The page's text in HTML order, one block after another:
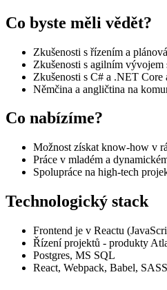
Co byste měli vědět?
Zkušenosti s řízením a
Zkušenosti s agilním vývojem
Zkušenosti s C# a .NET
Němčina a angličtina na
Co nabízíme?
Možnost získat know-how v
Práce v mladém a
Spolupráce na high-tech
Technologický stack
Frontend je v Reactu
Řízení projektů - produkty
Postgres, MS SQL
React, Webpack, Babel,